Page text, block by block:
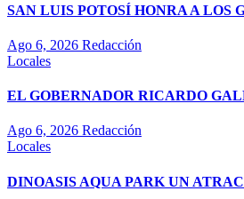
SAN LUIS POTOSÍ HONRA A LOS
Ago 6, 2026 Redacción
Locales
EL GOBERNADOR RICARDO
Ago 6, 2026 Redacción
Locales
DINOASIS AQUA PARK UN